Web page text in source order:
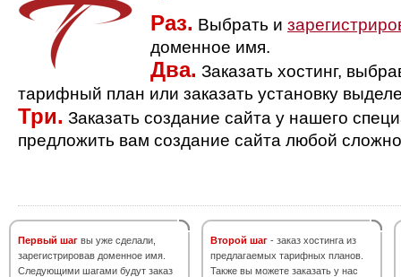
Раз. Выбрать и
доменное имя.
Два. Заказать хостинг,
тарифный план или заказать установку
Три. Заказать создание сайта у нашего
предложить вам создание сайта любой
Первый шаг вы уже сделали,
зарегистрировав доменное имя.
Следующими шагами будут заказ
Второй шаг - заказ хостинга из
предлагаемых тарифных планов.
Также вы можете заказать у нас